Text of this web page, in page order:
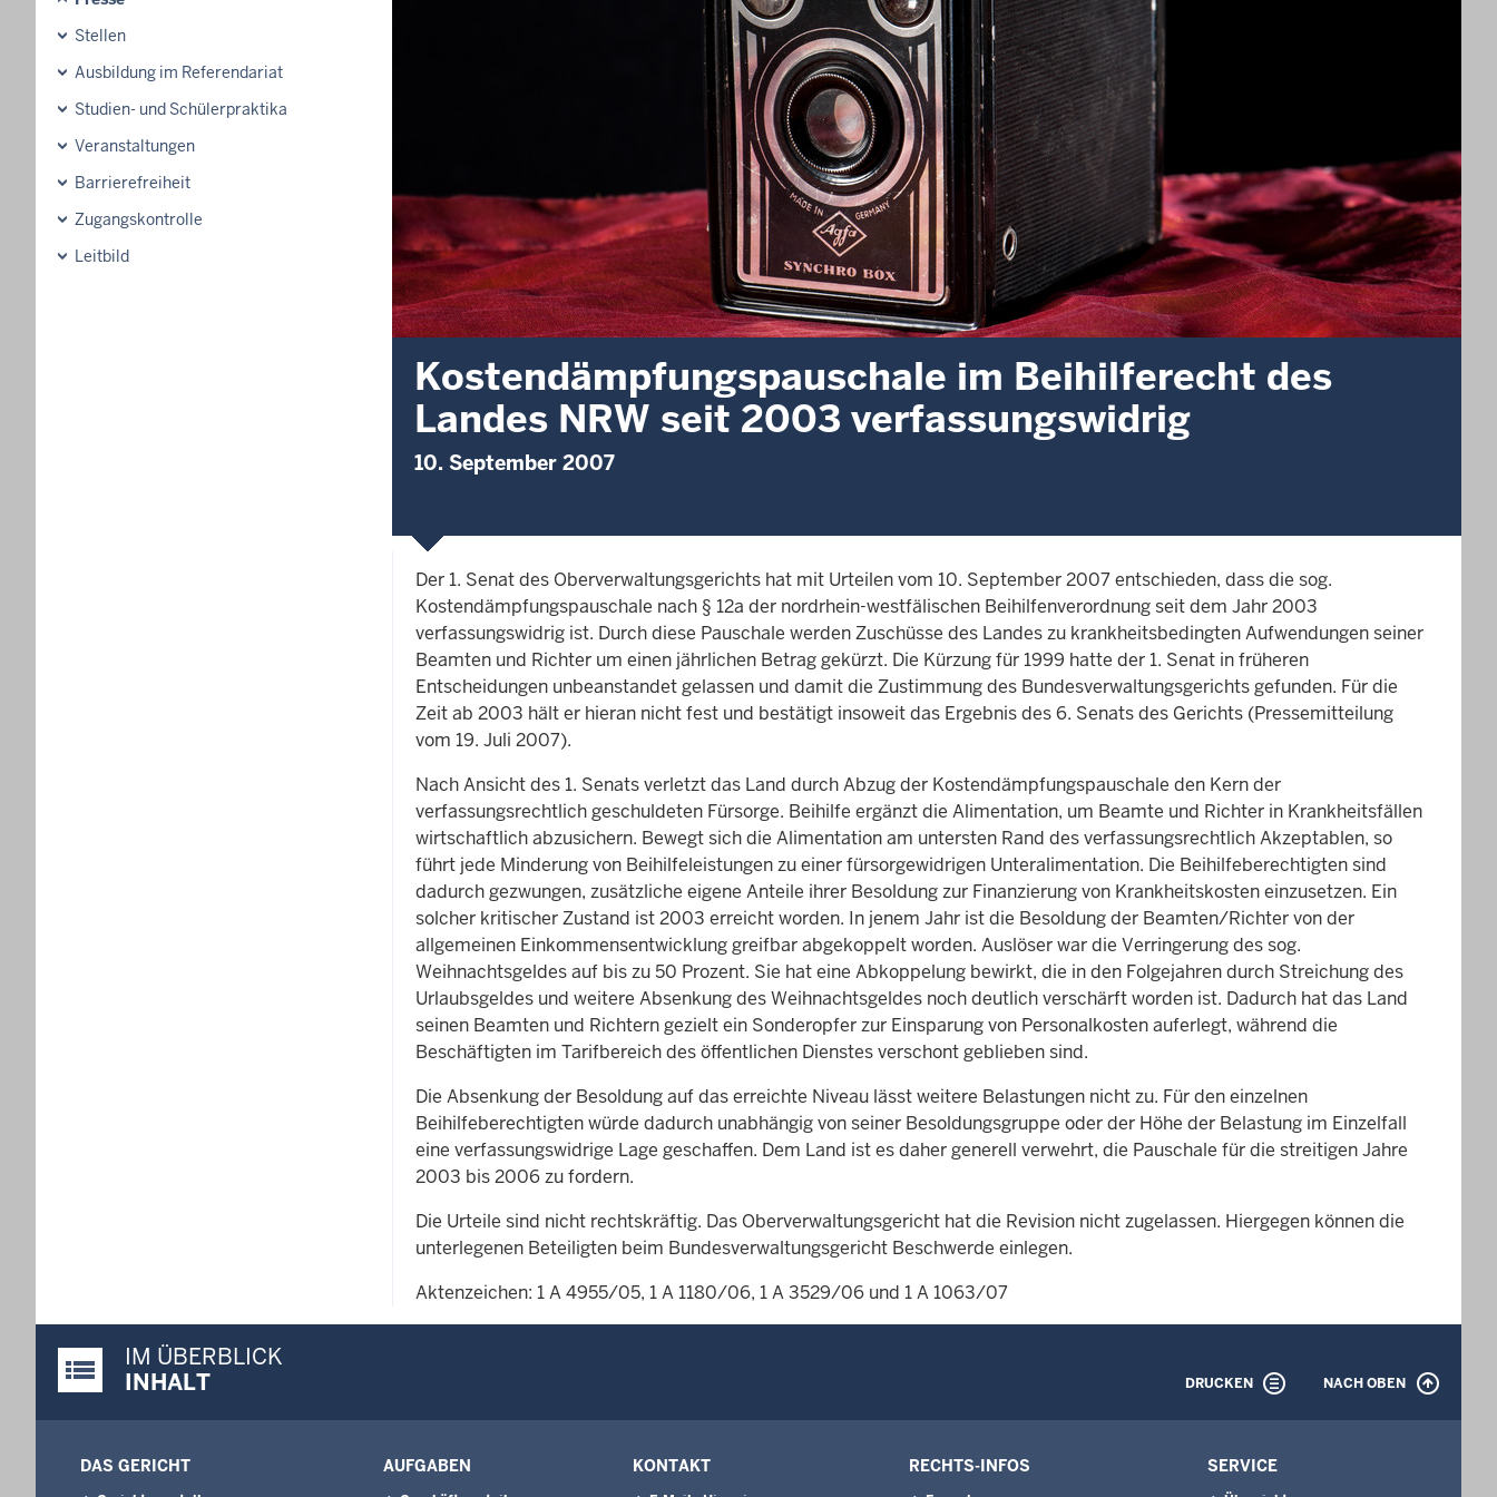
Stellen
Ausbildung im Referendariat
Studien- und Schülerpraktika
Veranstaltungen
Barrierefreiheit
Zugangskontrolle
Leitbild
Kostendämpfungspauschale im Beihilferecht des
Landes NRW seit 2003 verfassungswidrig
10. September 2007
Der 1. Senat des Oberverwaltungsgerichts hat mit Urteilen vom 10. September 2007 entschieden, dass die sog.
Kostendämpfungspauschale nach § 12a der nordrhein-westfälischen Beihilfenverordnung seit dem Jahr 2003
verfassungswidrig ist. Durch diese Pauschale werden Zuschüsse des Landes zu krankheitsbedingten Aufwendungen seiner
Beamten und Richter um einen jährlichen Betrag gekürzt. Die Kürzung für 1999 hatte der 1. Senat in früheren
Entscheidungen unbeanstandet gelassen und damit die Zustimmung des Bundesverwaltungsgerichts gefunden. Für die
Zeit ab 2003 hält er hieran nicht fest und bestätigt insoweit das Ergebnis des 6. Senats des Gerichts (Pressemitteilung
vom 19. Juli 2007).
Nach Ansicht des 1. Senats verletzt das Land durch Abzug der Kostendämpfungspauschale den Kern der
verfassungsrechtlich geschuldeten Fürsorge. Beihilfe ergänzt die Alimentation, um Beamte und Richter in Krankheitsfällen
wirtschaftlich abzusichern. Bewegt sich die Alimentation am untersten Rand des verfassungsrechtlich Akzeptablen, so
führt jede Minderung von Beihilfeleistungen zu einer fürsorgewidrigen Unteralimentation. Die Beihilfeberechtigten sind
dadurch gezwungen, zusätzliche eigene Anteile ihrer Besoldung zur Finanzierung von Krankheitskosten einzusetzen. Ein
solcher kritischer Zustand ist 2003 erreicht worden. In jenem Jahr ist die Besoldung der Beamten/Richter von der
allgemeinen Einkommensentwicklung greifbar abgekoppelt worden. Auslöser war die Verringerung des sog.
Weihnachtsgeldes auf bis zu 50 Prozent. Sie hat eine Abkoppelung bewirkt, die in den Folgejahren durch Streichung des
Urlaubsgeldes und weitere Absenkung des Weihnachtsgeldes noch deutlich verschärft worden ist. Dadurch hat das Land
seinen Beamten und Richtern gezielt ein Sonderopfer zur Einsparung von Personalkosten auferlegt, während die
Beschäftigten im Tarifbereich des öffentlichen Dienstes verschont geblieben sind.
Die Absenkung der Besoldung auf das erreichte Niveau lässt weitere Belastungen nicht zu. Für den einzelnen
Beihilfeberechtigten würde dadurch unabhängig von seiner Besoldungsgruppe oder der Höhe der Belastung im Einzelfall
eine verfassungswidrige Lage geschaffen. Dem Land ist es daher generell verwehrt, die Pauschale für die streitigen Jahre
2003 bis 2006 zu fordern.
Die Urteile sind nicht rechtskräftig. Das Oberverwaltungsgericht hat die Revision nicht zugelassen. Hiergegen können die
unterlegenen Beteiligten beim Bundesverwaltungsgericht Beschwerde einlegen.
Aktenzeichen: 1 A 4955/05, 1 A 1180/06, 1 A 3529/06 und 1 A 1063/07
Justiz-Portal im Überblick:
IM ÜBERBLICK
INHALT
DRUCKEN NACH OBEN
DAS GERICHT AUFGABEN KONTAKT RECHTS-INFOS SERVICE